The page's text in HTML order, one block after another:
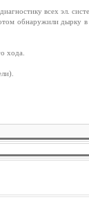
всех эл.
обнаружили дырку
хода.